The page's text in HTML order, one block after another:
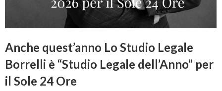
Anche quest’anno Lo Studio Legale
Borrelli è “Studio Legale dell’Anno” per
il Sole 24 Ore